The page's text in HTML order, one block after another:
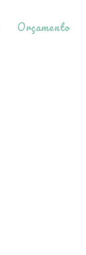
Orçamento